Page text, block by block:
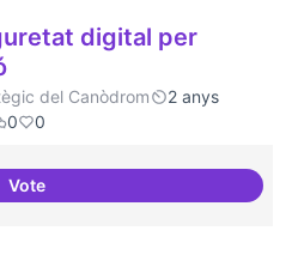
digital per
del Canòdrom
2 anys
0 0
VoteTècniques de seguretat digital